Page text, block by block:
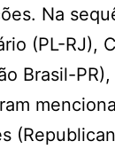
Na
(PL-RJ),
Brasil-PR),